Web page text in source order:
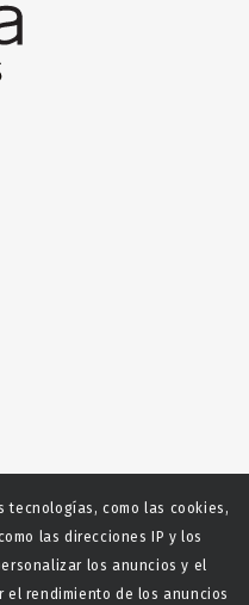
Español del Centro
tecnologías, como las cookies,
las direcciones IP y los
los anuncios y el
el rendimiento de los anuncios